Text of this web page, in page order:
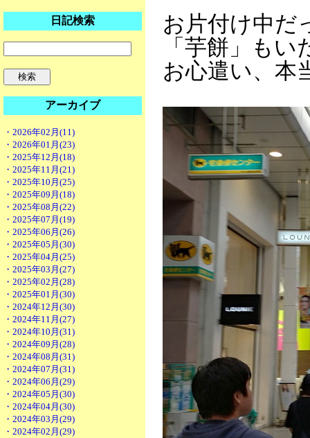
日記検索
アーカイブ
・2026年02月(11)
・2026年01月(23)
・2025年12月(18)
・2025年11月(21)
・2025年10月(25)
・2025年09月(18)
・2025年08月(22)
・2025年07月(19)
・2025年06月(26)
・2025年05月(30)
・2025年04月(25)
・2025年03月(27)
・2025年02月(28)
・2025年01月(30)
・2024年12月(30)
・2024年11月(27)
・2024年10月(31)
・2024年09月(28)
・2024年08月(31)
・2024年07月(31)
・2024年06月(29)
・2024年05月(30)
・2024年04月(30)
・2024年03月(29)
・2024年02月(29)
お片付け中だ
「芋餅」も
お心遣い、本